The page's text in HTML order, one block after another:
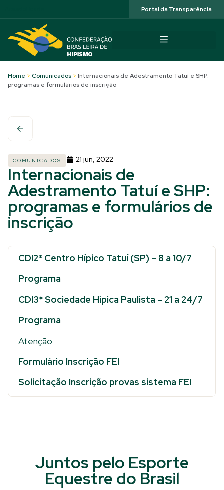
Portal da Transparência
Home > Comunicados > Internacionais de Adestramento Tatuí e SHP:
programas e formulários de inscrição
COMUNICADOS 21 jun, 2022
Internacionais de
Adestramento Tatuí e SHP:
programas e formulários de
inscrição
CDI2* Centro Hípico Tatuí (SP) – 8 a 10/7
Programa
CDI3* Sociedade Hípica Paulista – 21 a 24/7
Programa
Atenção
Formulário Inscrição FEI
Solicitação Inscrição provas sistema FEI
Juntos pelo Esporte
Equestre do Brasil